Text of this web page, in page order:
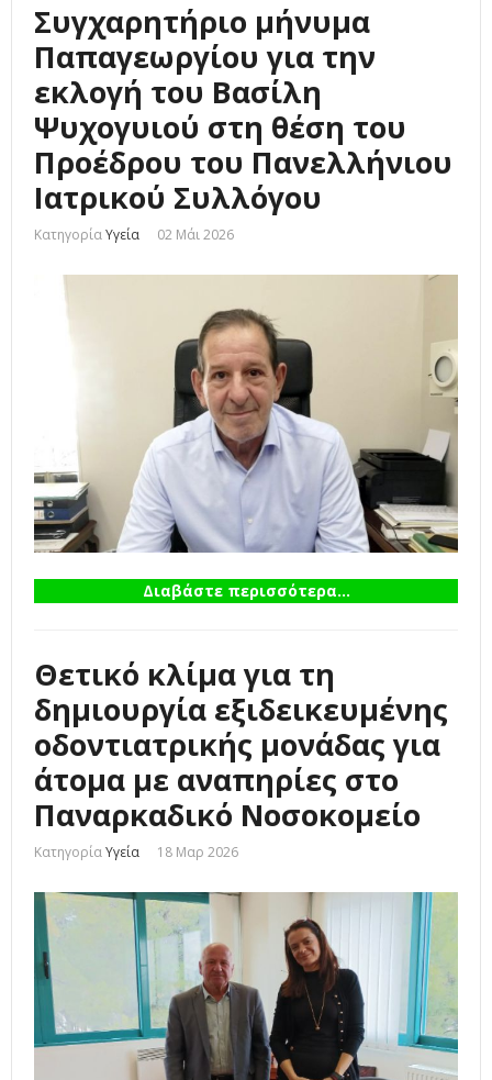
Συγχαρητήριο μήνυμα
Παπαγεωργίου για την
εκλογή του Βασίλη
Ψυχογυιού στη θέση του
Προέδρου του Πανελλήνιου
Ιατρικού Συλλόγου
ΚατηγορίαΥγεία 02 Μάι 2026
Διαβάστε περισσότερα...
Θετικό κλίμα για τη
δημιουργία εξιδεικευμένης
οδοντιατρικής μονάδας για
άτομα με αναπηρίες στο
Παναρκαδικό Νοσοκομείο
ΚατηγορίαΥγεία 18 Μαρ 2026